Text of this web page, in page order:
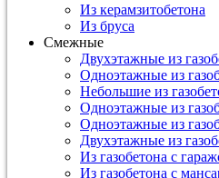
Из керамзитобетона
Из бруса
Смежные
Двухэтажные из
Одноэтажные из
Небольшие из
Одноэтажные из
Одноэтажные из
Двухэтажные из
Из газобетона с
Из газобетона с